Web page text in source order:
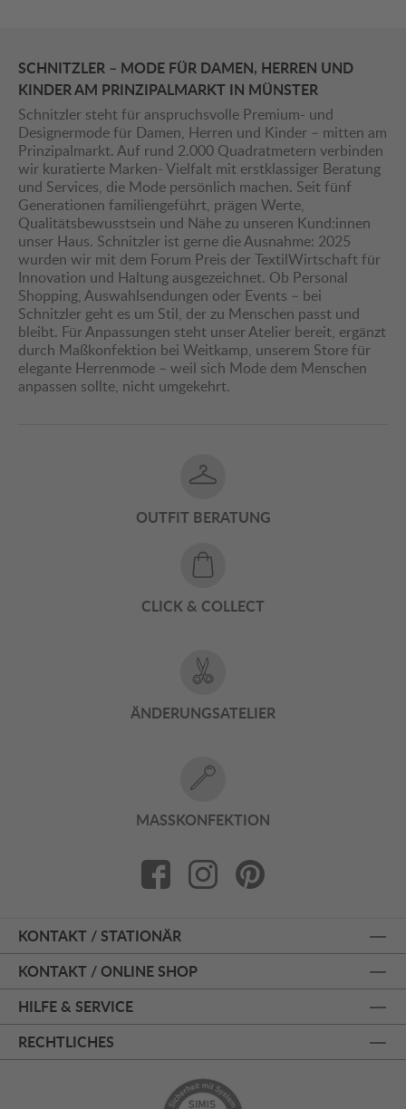
SCHNITZLER – MODE FÜR DAMEN, HERREN UND
KINDER AM PRINZIPALMARKT IN MÜNSTER
Schnitzler steht für anspruchsvolle Premium- und
Designermode für Damen, Herren und Kinder – mitten am
Prinzipalmarkt. Auf rund 2.000 Quadratmetern verbinden
wir kuratierte Marken- Vielfalt mit erstklassiger Beratung
und Services, die Mode persönlich machen. Seit fünf
Generationen familiengeführt, prägen Werte,
Qualitätsbewusstsein und Nähe zu unseren Kund:innen
unser Haus. Schnitzler ist gerne die Ausnahme: 2025
wurden wir mit dem Forum Preis der TextilWirtschaft für
Innovation und Haltung ausgezeichnet. Ob Personal
Shopping, Auswahlsendungen oder Events – bei
Schnitzler geht es um Stil, der zu Menschen passt und
bleibt. Für Anpassungen steht unser Atelier bereit, ergänzt
durch Maßkonfektion bei Weitkamp, unserem Store für
elegante Herrenmode – weil sich Mode dem Menschen
anpassen sollte, nicht umgekehrt.
OUTFIT BERATUNG
CLICK & COLLECT
ÄNDERUNGSATELIER
MASSKONFEKTION
KONTAKT / STATIONÄR
KONTAKT / ONLINE SHOP
HILFE & SERVICE
RECHTLICHES